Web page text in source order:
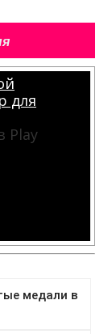
для
Play